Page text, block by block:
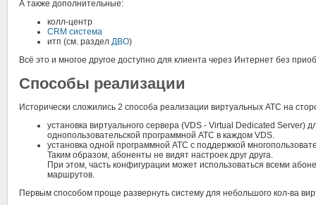
А также дополнительные:
колл-центр
CRM система
итп (см. раздел ДВО)
Всё это и многое другое доступно для клиента через Интернет без
Способы реализации
Исторически сложились 2 способа реализации виртуальных АТС на
установка виртуального сервера (VDS - Virtual Dedicated Server)
однопользовательской программной АТС в каждом VDS.
установка одной программной АТС с поддержкой
Таким образом, абоненты не видят настроек друг друга.
При этом, часть конфигурации может использоваться всеми
маршрутов.
Первым способом проще развернуть систему для небольшого кол-ва